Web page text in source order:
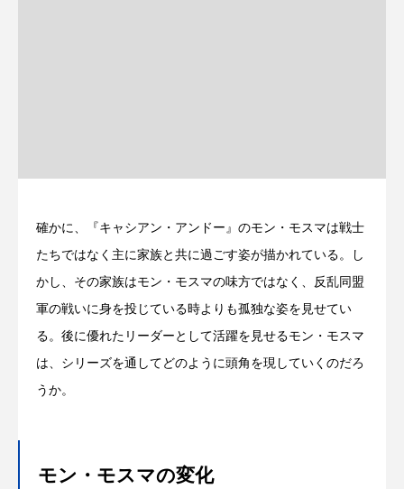
確かに、『キャシアン・アンドー』のモン・モスマは戦士
たちではなく主に家族と共に過ごす姿が描かれている。し
かし、その家族はモン・モスマの味方ではなく、反乱同盟
軍の戦いに身を投じている時よりも孤独な姿を見せてい
る。後に優れたリーダーとして活躍を見せるモン・モスマ
は、シリーズを通してどのように頭角を現していくのだろ
うか。
モン・モスマの変化